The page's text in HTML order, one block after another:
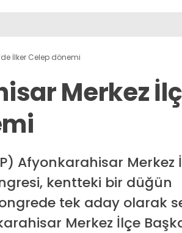
İlker Celep dönemi
Merkez
Afyonkarahisar Merkez
kentteki bir düğün
tek aday olarak
Merkez İlçe